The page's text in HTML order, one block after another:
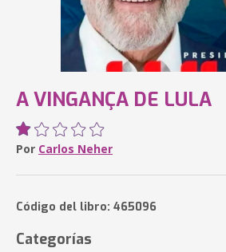
A VINGANÇA DE LULA
Por Carlos Neher
Código del libro: 465096
Categorías